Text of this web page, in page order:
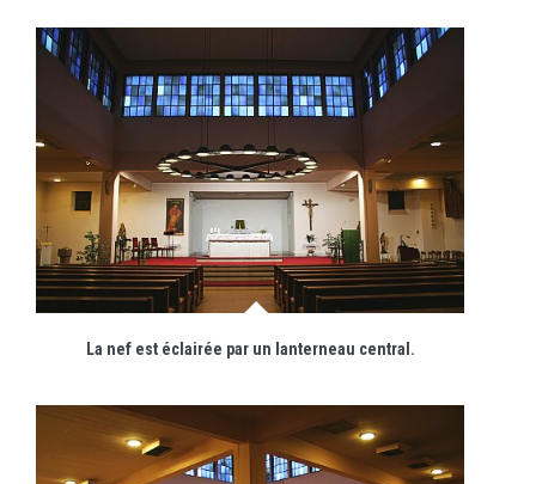
La nef est éclairée par un lanterneau central.